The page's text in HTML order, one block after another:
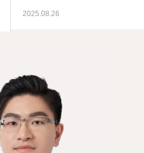
2025.08.26